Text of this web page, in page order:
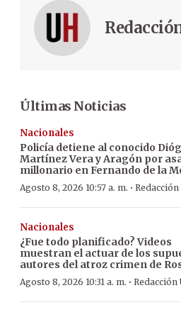
Últimas Noticias
Nacionales
Policía detiene al conocido
Martínez Vera y Aragón por
millonario en Fernando de la
Agosto 8, 2026 10:57 a. m. · Redacción
Nacionales
¿Fue todo planificado? Videos
muestran el actuar de los
autores del atroz crimen de
Agosto 8, 2026 10:31 a. m. · Redacción